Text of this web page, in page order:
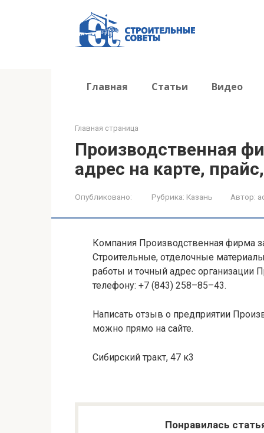
Главная Статьи Видео
Главная страница
Производственная
адрес на карте,
Опубликовано: Рубрика: Казань Автор:
Компания Производственная фирма
Строительные, отделочные
работы и точный адрес организации
телефону: +7 (843) 258–85–43.
Написать отзыв о предприятии
можно прямо на сайте.
Сибирский тракт, 47 к3
Понравилась